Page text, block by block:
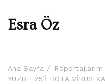
Esra Öz
Ana Sayfa Röportajlarım
YÜZDE 25’İ ROTA VİRÜS